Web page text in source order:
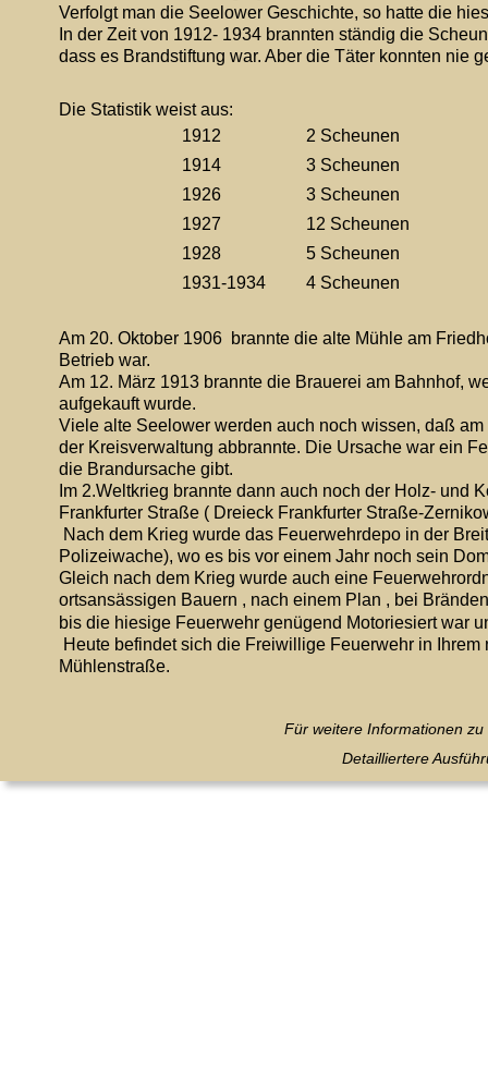
Verfolgt man die Seelower Geschichte, so hatte die
In der Zeit von 1912- 1934 brannten ständig die
dass es Brandstiftung war. Aber die Täter konnten nie
Die Statistik weist aus:
1912
2 Scheunen
1914
3 Scheunen
1926
3 Scheunen
1927
12 Scheunen
1928
5 Scheunen
1931-1934
4 Scheunen
Am 20. Oktober 1906  brannte die alte Mühle am
Betrieb war.
Am 12. März 1913 brannte die Brauerei am Bahnhof,
aufgekauft wurde.
Viele alte Seelower werden auch noch wissen, daß
der Kreisverwaltung abbrannte. Die Ursache war ein
die Brandursache gibt.
Im 2.Weltkrieg brannte dann auch noch der Holz-
Frankfurter Straße ( Dreieck Frankfurter Straße-
Nach dem Krieg wurde das Feuerwehrdepo in der
Polizeiwache), wo es bis vor einem Jahr noch sein
Gleich nach dem Krieg wurde auch eine
ortsansässigen Bauern , nach einem Plan , bei
bis die hiesige Feuerwehr genügend Motoriesiert war
Heute befindet sich die Freiwillige Feuerwehr in
Mühlenstraße.
Für weitere Informationen
Detailliertere